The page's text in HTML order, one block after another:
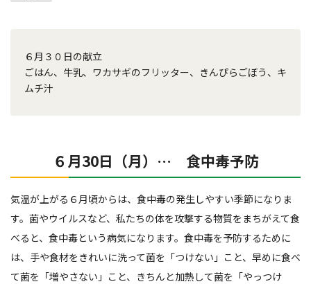
６月３０日の献立
ごはん、牛乳、ワカサギのフリッター、きんぴらごぼう、キ
ムチ汁
６月30日（月）… 食中毒予防
気温が上がる６月頃からは、食中毒の発生しやすい季節になりま
す。菌やウイルスなど、私たちの体を攻撃する物質をまちがえて食
べると、食中毒という病気になります。食中毒を予防するために
は、手や食材をきれいに洗って菌を「つけない」こと、早めに食べ
て菌を「増やさない」こと、きちんと加熱して菌を「やっつけ